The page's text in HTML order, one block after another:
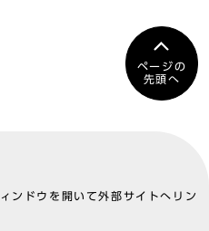
ページの
先頭へ
ンドウを開いて外部サイトへリン